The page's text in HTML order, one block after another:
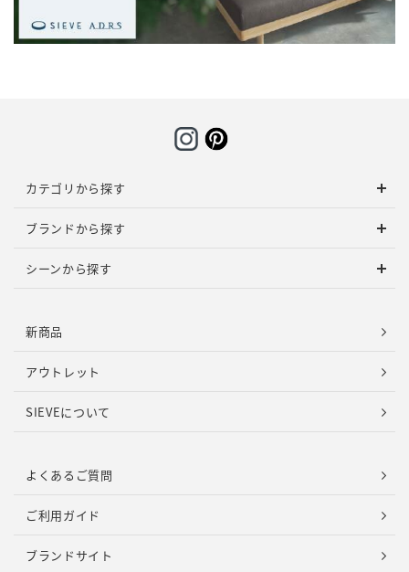
カテゴリから探す
ブランドから探す
シーンから探す
新商品
アウトレット
SIEVEについて
よくあるご質問
ご利用ガイド
ブランドサイト